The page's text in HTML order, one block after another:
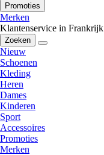
Promoties
Merken
Klantenservice in Frankrijk
Zoeken
Nieuw
Schoenen
Kleding
Heren
Dames
Kinderen
Sport
Accessoires
Promoties
Merken